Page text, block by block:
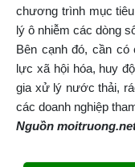
chương trình mục
lý ô nhiễm các dòng
Bên cạnh đó, cần
lực xã hội hóa, huy
gia xử lý nước thải,
các doanh nghiệp
Nguồn